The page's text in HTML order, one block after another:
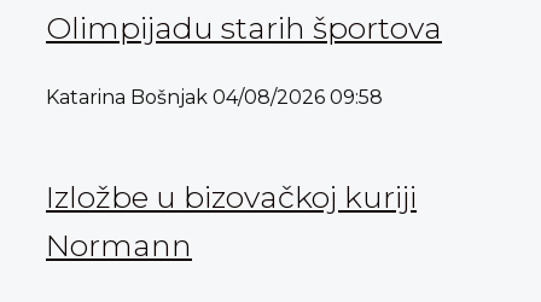
Olimpijadu starih športova
Katarina Bošnjak 04/08/2026 09:58
Izložbe u bizovačkoj kuriji
Normann